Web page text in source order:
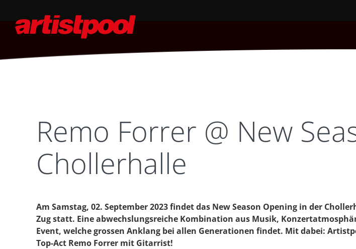
Remo Forrer @ New
Chollerhalle
Am Samstag, 02. September 2023 findet das New Season Opening in der
Zug statt. Eine abwechslungsreiche Kombination aus Musik,
Event, welche grossen Anklang bei allen Generationen findet. Mit dabei:
Top-Act Remo Forrer mit Gitarrist!